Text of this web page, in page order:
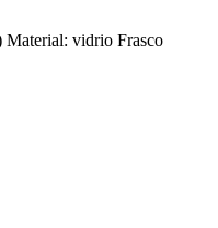
Material: vidrio Frasco